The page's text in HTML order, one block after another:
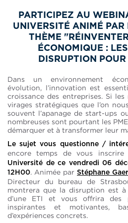
PARTICIPEZ AU
UNIVERSITÉ ANIMÉ PAR
THÈME
ÉCONOMIQUE :
DISRUPTION
Dans un environnement
évolution, l’innovation est
croissance des entreprises. Si
virages stratégiques que l’on
souvent l’apanage de start-ups
nombreuses sont pourtant les
démarquer et à transformer leur
Le sujet vous questionne /
encore temps de vous inscrire
Université de ce vendredi 06
12H00. Animée par Stéphane
Directeur du bureau de
montrera que la disruption est à
d’une ETI et vous offrira des
inspirantes et motivantes,
d’expériences concrets.